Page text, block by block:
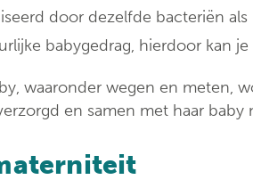
door dezelfde bacteriën
babygedrag, hierdoor kan
waaronder wegen en
en samen met haar baby